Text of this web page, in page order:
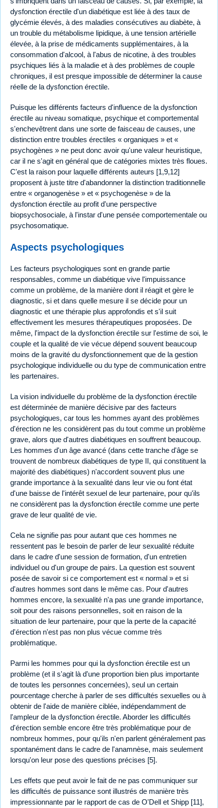
dysfonction érectile d'un diabétique est liée à des taux de
glycémie élevés, à des maladies consécutives au diabète, à
un trouble du métabolisme lipidique, à une tension artérielle
élevée, à la prise de médicaments supplémentaires, à la
consommation d'alcool, à l'abus de nicotine, à des troubles
psychiques liés à la maladie et à des problèmes de couple
chroniques, il est presque impossible de déterminer la cause
réelle de la dysfonction érectile.
Puisque les différents facteurs d'influence de la dysfonction
érectile au niveau somatique, psychique et comportemental
s'enchevêtrent dans une sorte de faisceau de causes, une
distinction entre troubles érectiles « organiques » et «
psychogènes » ne peut donc avoir qu'une valeur heuristique,
car il ne s'agit en général que de catégories mixtes très floues.
C'est la raison pour laquelle différents auteurs [1,9,12]
proposent à juste titre d'abandonner la distinction traditionnelle
entre « organogenèse » et « psychogenèse » de la
dysfonction érectile au profit d'une perspective
biopsychosociale, à l'instar d'une pensée comportementale ou
psychosomatique.
Aspects psychologiques
Les facteurs psychologiques sont en grande partie
responsables, comme un diabétique vive l'impuissance
comme un problème, de la manière dont il réagit et gère le
diagnostic, si et dans quelle mesure il se décide pour un
diagnostic et une thérapie plus approfondis et s'il suit
effectivement les mesures thérapeutiques proposées. De
même, l'impact de la dysfonction érectile sur l'estime de soi, le
couple et la qualité de vie vécue dépend souvent beaucoup
moins de la gravité du dysfonctionnement que de la gestion
psychologique individuelle ou du type de communication entre
les partenaires.
La vision individuelle du problème de la dysfonction érectile
est déterminée de manière décisive par des facteurs
psychologiques, car tous les hommes ayant des problèmes
d'érection ne les considèrent pas du tout comme un problème
grave, alors que d'autres diabétiques en souffrent beaucoup.
Les hommes d'un âge avancé (dans cette tranche d'âge se
trouvent de nombreux diabétiques de type II, qui constituent la
majorité des diabétiques) n'accordent souvent plus une
grande importance à la sexualité dans leur vie ou font état
d'une baisse de l'intérêt sexuel de leur partenaire, pour qu'ils
ne considèrent pas la dysfonction érectile comme une perte
grave de leur qualité de vie.
Cela ne signifie pas pour autant que ces hommes ne
ressentent pas le besoin de parler de leur sexualité réduite
dans le cadre d'une session de formation, d'un entretien
individuel ou d'un groupe de pairs. La question est souvent
posée de savoir si ce comportement est « normal » et si
d'autres hommes sont dans le même cas. Pour d'autres
hommes encore, la sexualité n'a pas une grande importance,
soit pour des raisons personnelles, soit en raison de la
situation de leur partenaire, pour que la perte de la capacité
d'érection n'est pas non plus vécue comme très
problématique.
Parmi les hommes pour qui la dysfonction érectile est un
problème (et il s'agit là d'une proportion bien plus importante
de toutes les personnes concernées), seul un certain
pourcentage cherche à parler de ses difficultés sexuelles ou à
obtenir de l'aide de manière ciblée, indépendamment de
l'ampleur de la dysfonction érectile. Aborder les difficultés
d'érection semble encore être très problématique pour de
nombreux hommes, pour qu'ils n'en parlent généralement pas
spontanément dans le cadre de l'anamnèse, mais seulement
lorsqu'on leur pose des questions précises [5].
Les effets que peut avoir le fait de ne pas communiquer sur
les difficultés de puissance sont illustrés de manière très
impressionnante par le rapport de cas de O'Dell et Shipp [11],